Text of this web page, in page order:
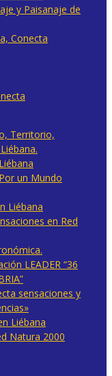
y Paisanaje de
Conecta
Territorio,
un Mundo
Liébana
en Red
LEADER “36
sensaciones y
Liébana
Natura 2000